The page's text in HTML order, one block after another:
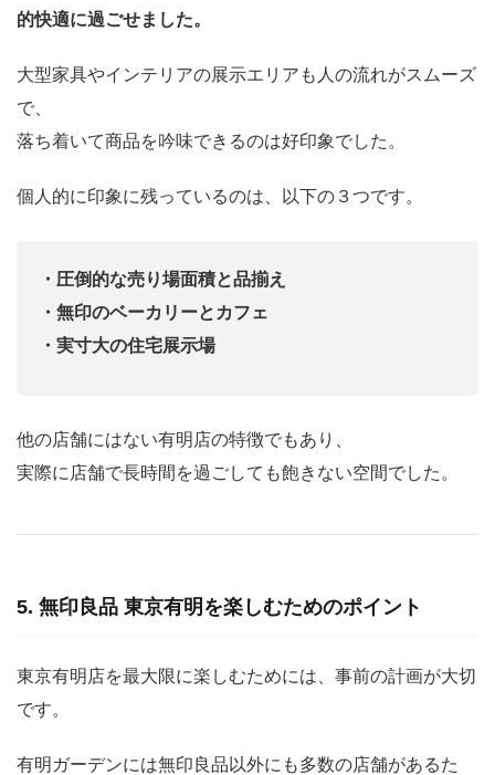
的快適に過ごせました。
大型家具やインテリアの展示エリアも人の流れがスムーズ
で、
落ち着いて商品を吟味できるのは好印象でした。
個人的に印象に残っているのは、以下の３つです。
・圧倒的な売り場面積と品揃え
・無印のベーカリーとカフェ
・実寸大の住宅展示場
他の店舗にはない有明店の特徴でもあり、
実際に店舗で長時間を過ごしても飽きない空間でした。
5. 無印良品 東京有明を楽しむためのポイント
東京有明店を最大限に楽しむためには、事前の計画が大切
です。
有明ガーデンには無印良品以外にも多数の店舗があるた